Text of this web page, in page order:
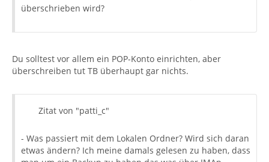
überschrieben wird?
Du solltest vor allem ein POP-Konto einrichten, aber
überschreiben tut TB überhaupt gar nichts.
Zitat von "patti_c"
- Was passiert mit dem Lokalen Ordner? Wird sich daran
etwas ändern? Ich meine damals gelesen zu haben, dass